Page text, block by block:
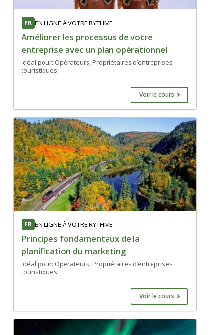
FR EN LIGNE À VOTRE RYTHME
Améliorer les processus de votre
entreprise avec un plan opérationnel
Idéal pour: Opérateurs, Propriétaires d’entreprises
touristiques
Voir le cours
FR EN LIGNE À VOTRE RYTHME
Principes fondamentaux de la
planification du marketing
Idéal pour: Opérateurs, Propriétaires d’entreprises
touristiques
Voir le cours